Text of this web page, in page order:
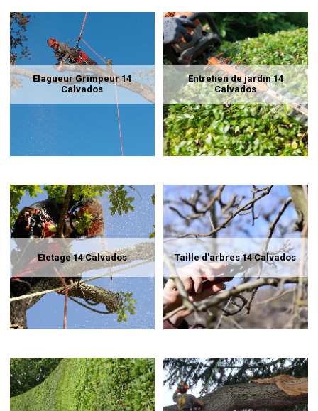
Elagueur Grimpeur 14
Calvados
Entretien de jardin 14
Calvados
Etetage 14 Calvados Taille d'arbres 14 Calvados